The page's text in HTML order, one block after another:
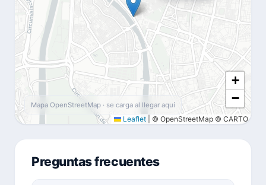
+
−
Leaflet © OpenStreetMap © CARTO
Mapa OpenStreetMap · se carga al llegar aquí
Preguntas frecuentes